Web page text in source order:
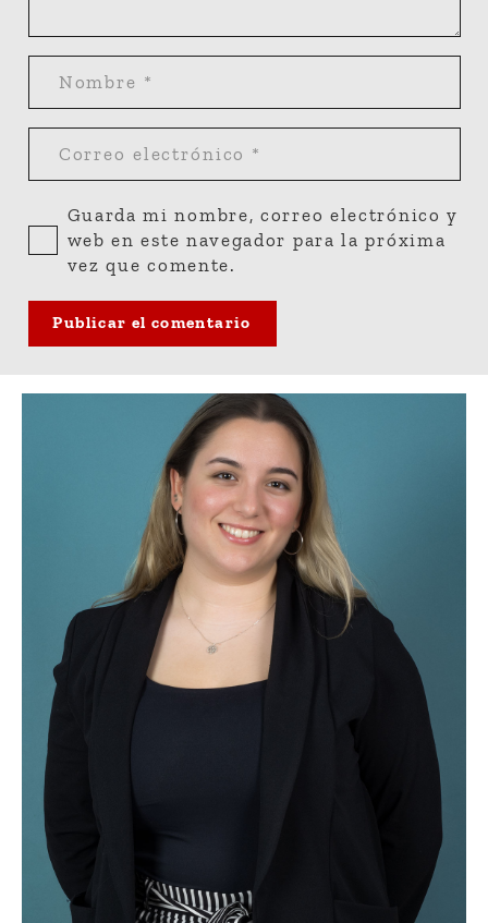
Guarda mi nombre, correo electrónico y
web en este navegador para la próxima
vez que comente.
Publicar el comentario